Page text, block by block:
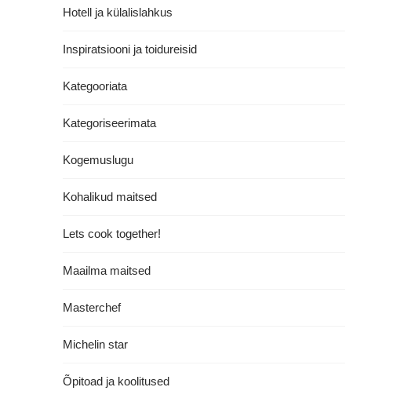
Hotell ja külalislahkus
Inspiratsiooni ja toidureisid
Kategooriata
Kategoriseerimata
Kogemuslugu
Kohalikud maitsed
Lets cook together!
Maailma maitsed
Masterchef
Michelin star
Õpitoad ja koolitused